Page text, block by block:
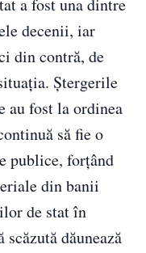
a fost una dintre
decenii, iar
din contră, de
Ştergerile
au fost la ordinea
să fie o
publice, forţând
din banii
de stat în
dăunează